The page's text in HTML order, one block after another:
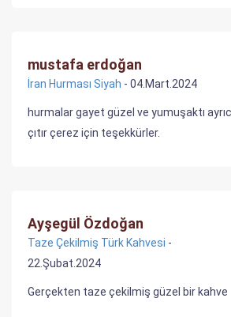
mustafa erdoğan
İran Hurması Siyah - 04.Mart.2024
hurmalar gayet güzel ve yumuşaktı
çıtır çerez için teşekkürler.
Ayşegül Özdoğan
Taze Çekilmiş Türk Kahvesi -
22.Şubat.2024
Gerçekten taze çekilmiş güzel bir kahve